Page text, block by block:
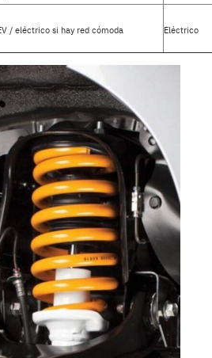
/ eléctrico si hay red cómoda Eléctrico